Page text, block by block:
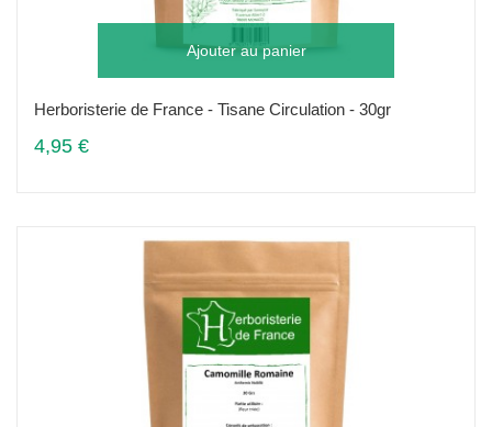
Ajouter au panier
Herboristerie de France - Tisane Circulation - 30gr
4,95 €